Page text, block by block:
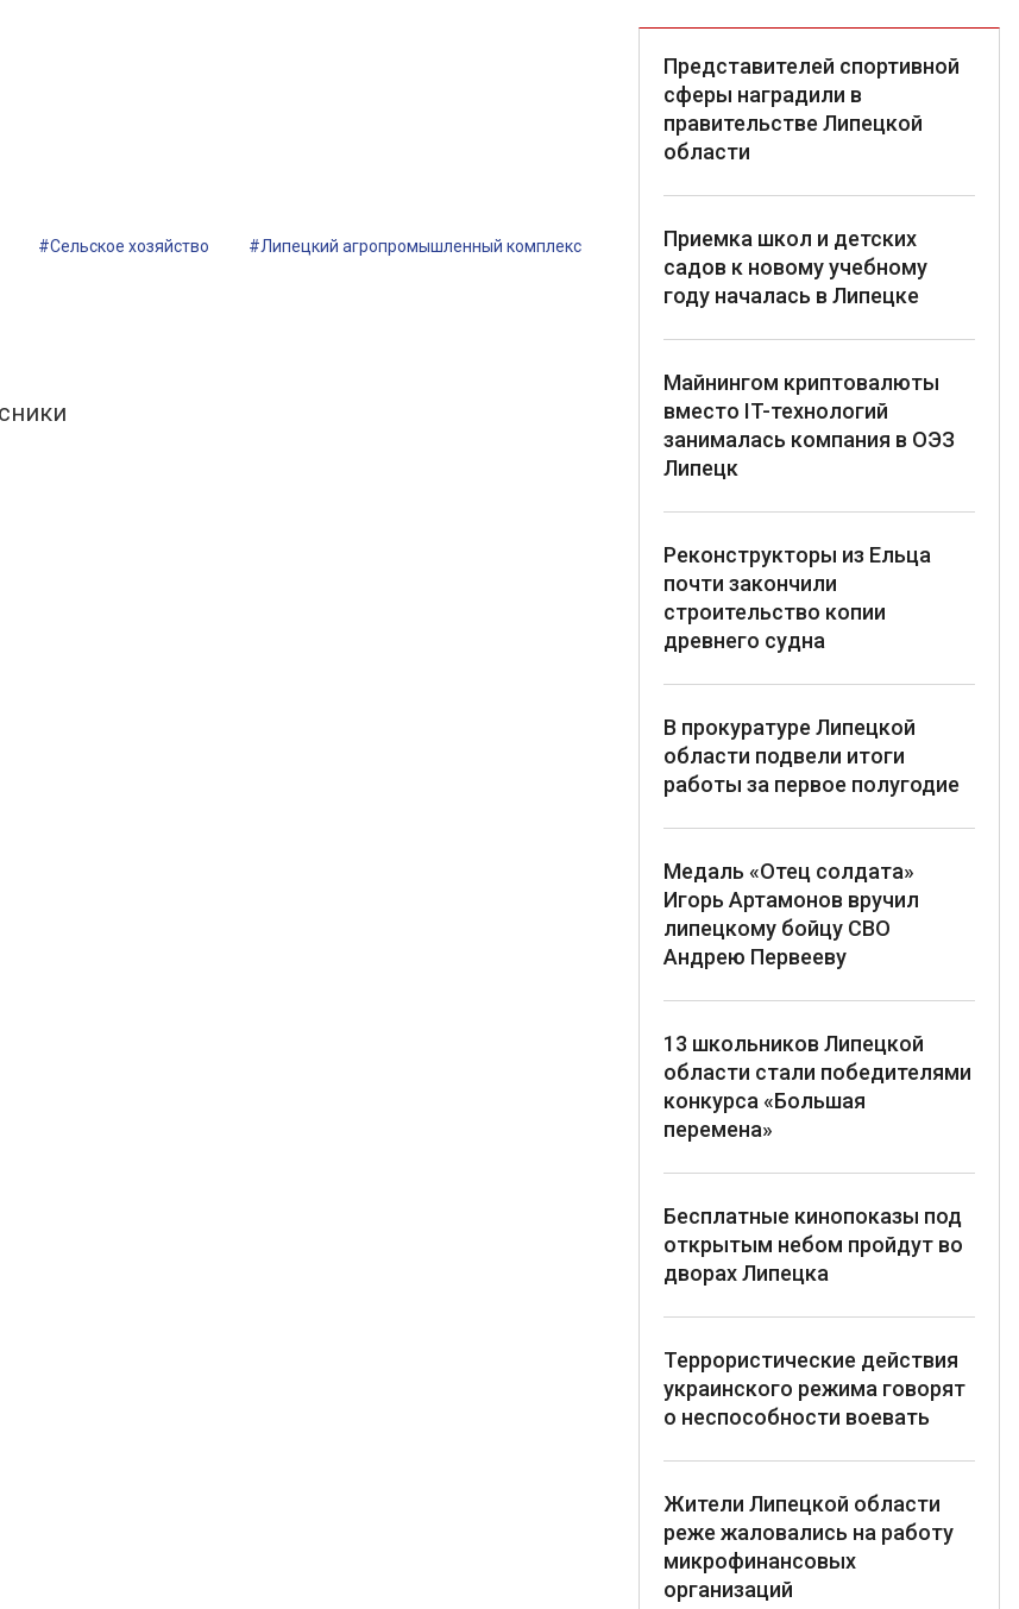
#Сельское хозяйство #Липецкий агропромышленный комплекс
Представителей спортивной
сферы наградили в
правительстве Липецкой
области
Приемка школ и детских
садов к новому учебному
году началась в Липецке
Майнингом криптовалюты
вместо IT-технологий
занималась компания в ОЭЗ
Липецк
Реконструкторы из Ельца
почти закончили
строительство копии
древнего судна
В прокуратуре Липецкой
области подвели итоги
работы за первое полугодие
Медаль «Отец солдата»
Игорь Артамонов вручил
липецкому бойцу СВО
Андрею Первееву
13 школьников Липецкой
области стали победителями
конкурса «Большая
перемена»
Бесплатные кинопоказы под
открытым небом пройдут во
дворах Липецка
Террористические действия
украинского режима говорят
о неспособности воевать
Жители Липецкой области
реже жаловались на работу
микрофинансовых
организаций